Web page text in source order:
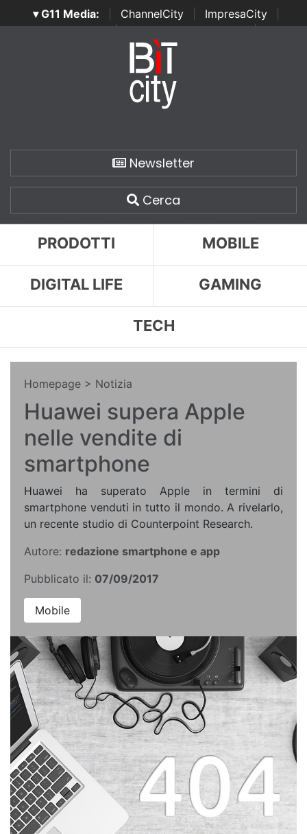
▾ G11 Media: ChannelCity ImpresaCity
SecurityOpenLab | Italian Channel Awards | Italian
Italian Security Awards
Newsletter
Cerca
PRODOTTI MOBILE
DIGITAL LIFE GAMING
TECH
Homepage > Notizia
Huawei supera Apple
nelle vendite di
smartphone
Huawei ha superato Apple in termini di
smartphone venduti in tutto il mondo. A rivelarlo,
un recente studio di Counterpoint Research.
Autore: redazione smartphone e app
Pubblicato il: 07/09/2017
Mobile